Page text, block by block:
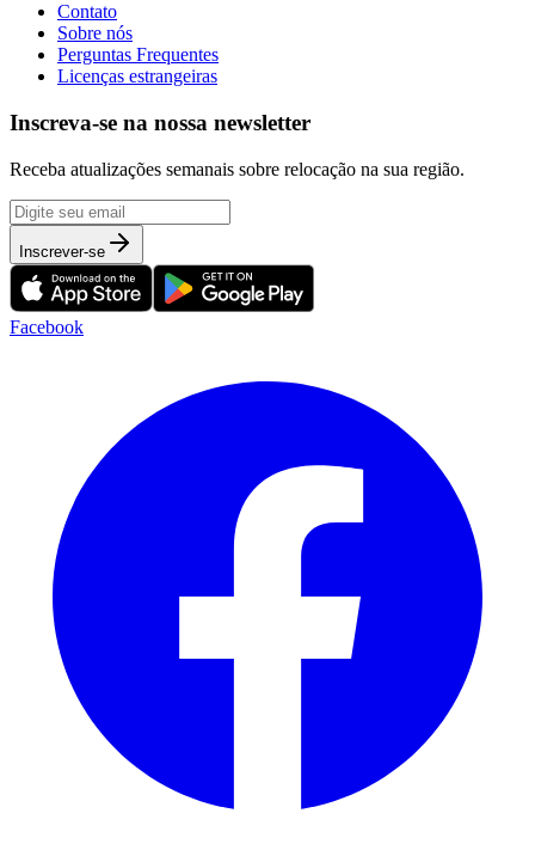
Contato
Sobre nós
Perguntas Frequentes
Licenças estrangeiras
Inscreva-se na nossa newsletter
Receba atualizações semanais sobre relocação na sua região.
Inscrever-se
Facebook